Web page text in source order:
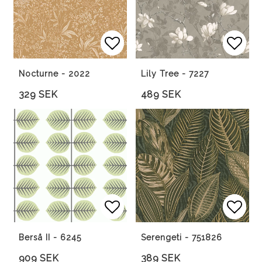
Lägg till i favoritlistan
Lägg till i favoritlistan
Nocturne - 2022
329 SEK
Lily Tree - 7227
489 SEK
Lägg till i favoritlistan
Lägg till i favoritlistan
Berså II - 6245
909 SEK
Serengeti - 751826
389 SEK